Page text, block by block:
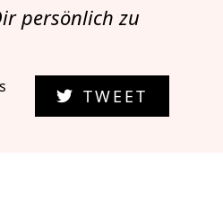
persönlich zu
TWEET